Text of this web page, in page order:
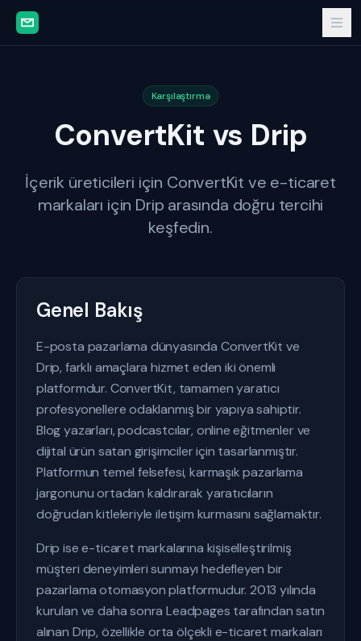
Karşılaştırma
ConvertKit vs Drip
İçerik üreticileri için ConvertKit ve e-ticaret
markaları için Drip arasında doğru tercihi
keşfedin.
Genel Bakış
E-posta pazarlama dünyasında ConvertKit ve
Drip, farklı amaçlara hizmet eden iki önemli
platformdur. ConvertKit, tamamen yaratıcı
profesyonellere odaklanmış bir yapıya sahiptir.
Blog yazarları, podcastcılar, online eğitmenler ve
dijital ürün satan girişimciler için tasarlanmıştır.
Platformun temel felsefesi, karmaşık pazarlama
jargonunu ortadan kaldırarak yaratıcıların
doğrudan kitleleriyle iletişim kurmasını sağlamaktır.
Drip ise e-ticaret markalarına kişiselleştirilmiş
müşteri deneyimleri sunmayı hedefleyen bir
pazarlama otomasyon platformudur. 2013 yılında
kurulan ve daha sonra Leadpages tarafından satın
alınan Drip, özellikle orta ölçekli e-ticaret markaları